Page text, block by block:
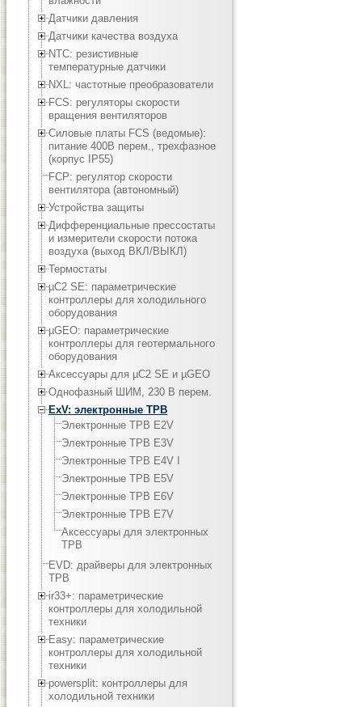
Датчики давления
Датчики качества воздуха
NTC: резистивные
температурные датчики
NXL: частотные преобразователи
FCS: регуляторы скорости
вращения вентиляторов
Силовые платы FCS (ведомые):
питание 400В перем., трехфазное
(корпус IP55)
FCP: регулятор скорости
вентилятора (автономный)
Устройства защиты
Дифференциальные прессостаты
и измерители скорости потока
воздуха (выход ВКЛ/ВЫКЛ)
Термостаты
µC2 SE: параметрические
контроллеры для холодильного
оборудования
µGEO: параметрические
контроллеры для геотермального
оборудования
Аксессуары для µC2 SE и µGEO
Однофазный ШИМ, 230 В перем.
ExV: электронные ТРВ
Электронные ТРВ E2V
Электронные ТРВ E3V
Электронные ТРВ E4V I
Электронные ТРВ E5V
Электронные ТРВ E6V
Электронные ТРВ E7V
Аксессуары для электронных
ТРВ
EVD: драйверы для электронных
ТРВ
ir33+: параметрические
контроллеры для холодильной
техники
Easy: параметрические
контроллеры для холодильной
техники
powersplit: контроллеры для
холодильной техники